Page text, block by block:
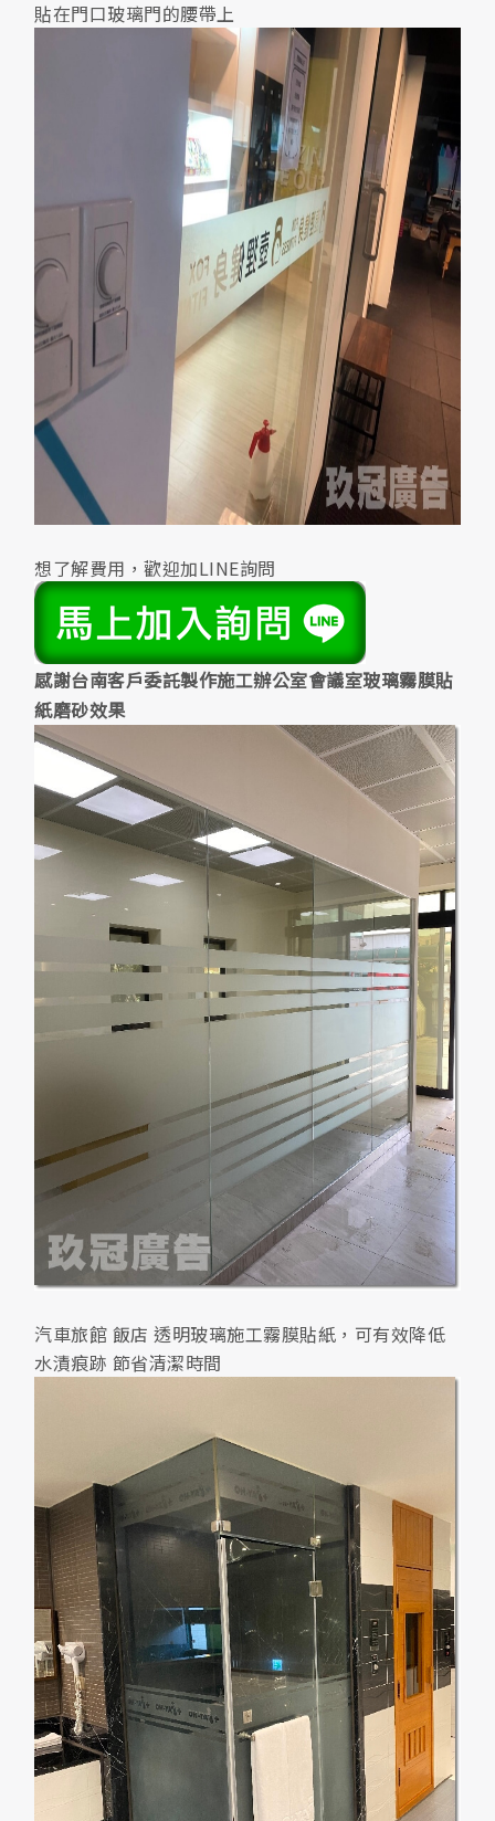
貼在門口玻璃門的腰帶上
想了解費用，歡迎加LINE詢問
感謝台南客戶委託製作施工辦公室會議室玻璃霧膜貼
紙磨砂效果
汽車旅館 飯店 透明玻璃施工霧膜貼紙，可有效降低
水漬痕跡 節省清潔時間